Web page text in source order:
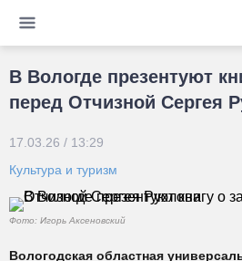
В Вологде презентуют
перед Отчизной Сергея
17.03.26 / 13:29
Культура и туризм
Фото: Игорь Аксеновский
Вологодская областная